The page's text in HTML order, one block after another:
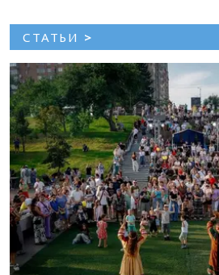
СТАТЬИ >